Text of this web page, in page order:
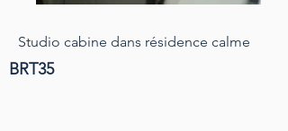
Studio cabine dans résidence calme
BRT35